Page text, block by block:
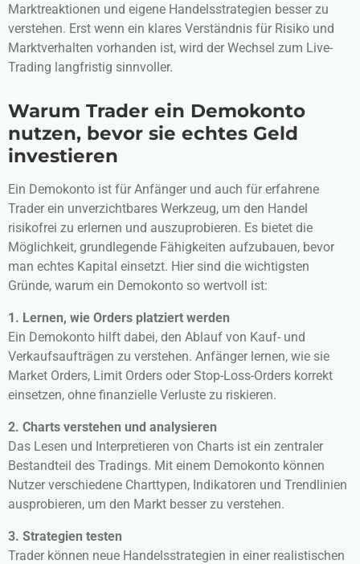
Marktreaktionen und eigene Handelsstrategien besser zu
verstehen. Erst wenn ein klares Verständnis für Risiko und
Marktverhalten vorhanden ist, wird der Wechsel zum Live-
Trading langfristig sinnvoller.
Warum Trader ein Demokonto
nutzen, bevor sie echtes Geld
investieren
Ein Demokonto ist für Anfänger und auch für erfahrene
Trader ein unverzichtbares Werkzeug, um den Handel
risikofrei zu erlernen und auszuprobieren. Es bietet die
Möglichkeit, grundlegende Fähigkeiten aufzubauen, bevor
man echtes Kapital einsetzt. Hier sind die wichtigsten
Gründe, warum ein Demokonto so wertvoll ist:
1. Lernen, wie Orders platziert werden
Ein Demokonto hilft dabei, den Ablauf von Kauf- und
Verkaufsaufträgen zu verstehen. Anfänger lernen, wie sie
Market Orders, Limit Orders oder Stop-Loss-Orders korrekt
einsetzen, ohne finanzielle Verluste zu riskieren.
2. Charts verstehen und analysieren
Das Lesen und Interpretieren von Charts ist ein zentraler
Bestandteil des Tradings. Mit einem Demokonto können
Nutzer verschiedene Charttypen, Indikatoren und Trendlinien
ausprobieren, um den Markt besser zu verstehen.
3. Strategien testen
Trader können neue Handelsstrategien in einer realistischen